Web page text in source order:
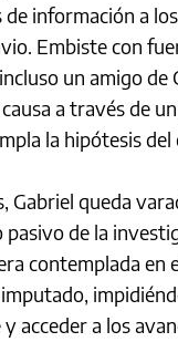
información a
Embiste con
un amigo de
a través de
la hipótesis del
Gabriel queda
de la
contemplada en
acceder a los